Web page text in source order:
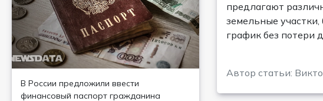
В России предложили ввести
финансовый паспорт гражданина
предлагают
земельные
график без потери
Автор статьи: